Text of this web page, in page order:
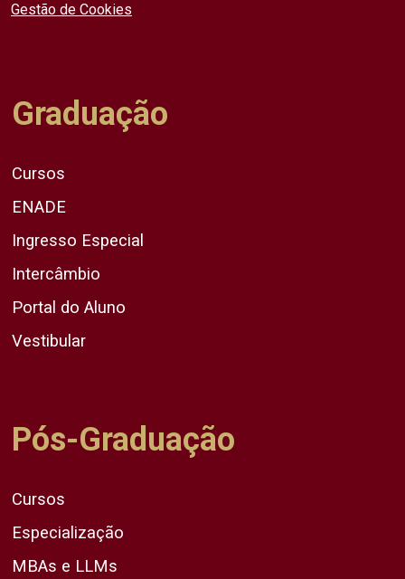
Gestão de Cookies
Graduação
Cursos
ENADE
Ingresso Especial
Intercâmbio
Portal do Aluno
Vestibular
Pós-Graduação
Cursos
Especialização
MBAs e LLMs